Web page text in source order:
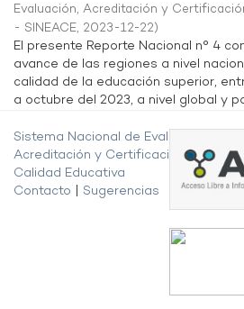
Evaluación, Acreditación y
- SINEACE, 2023-12-22)
El presente Reporte Nacional n° 4
avance de las regiones a nivel
calidad de la educación superior,
a octubre del 2023, a nivel global y
Sistema Nacional de Evaluación,
Acreditación y Certificación de la
Calidad Educativa
Contacto
Sugerencias